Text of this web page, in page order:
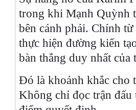
trong khi Mạnh Quỳnh
bên cánh phải. Chính
thực hiện đường kiến
bàn thắng duy nhất của
Đó là khoảnh khắc cho
Không chỉ đọc trận